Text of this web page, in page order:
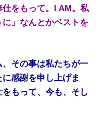
をもって。I AM。私
」なんとかベストを
その事は私たちが一
感謝を申し上げま
もって、今も、そし